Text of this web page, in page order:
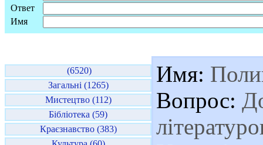
Ответ
Имя
(6520)
Загальні (1265)
Мистецтво (112)
Бібліотека (59)
Краєзнавство (383)
Имя:
Вопрос: